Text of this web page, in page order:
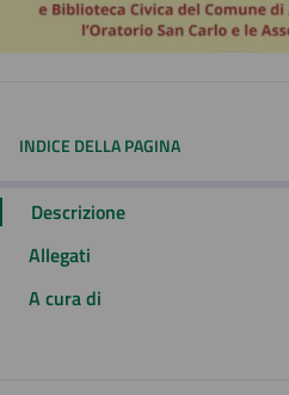
INDICE DELLA PAGINA
Descrizione
Allegati
A cura di